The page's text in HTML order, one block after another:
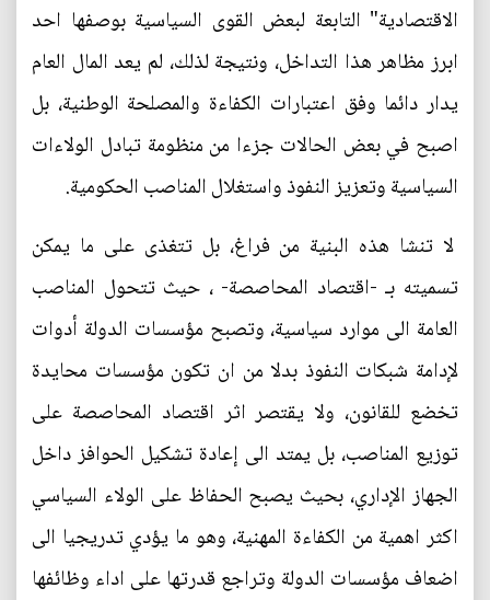
الاقتصادية" التابعة لبعض القوى السياسية بوصفها احد
ابرز مظاهر هذا التداخل، ونتيجة لذلك، لم يعد المال العام
يدار دائما وفق اعتبارات الكفاءة والمصلحة الوطنية، بل
اصبح في بعض الحالات جزءا من منظومة تبادل الولاءات
السياسية وتعزيز النفوذ واستغلال المناصب الحكومية.
لا تنشا هذه البنية من فراغ، بل تتغذى على ما يمكن
تسميته بـ -اقتصاد المحاصصة- ، حيث تتحول المناصب
العامة الى موارد سياسية، وتصبح مؤسسات الدولة أدوات
لإدامة شبكات النفوذ بدلا من ان تكون مؤسسات محايدة
تخضع للقانون، ولا يقتصر اثر اقتصاد المحاصصة على
توزيع المناصب، بل يمتد الى إعادة تشكيل الحوافز داخل
الجهاز الإداري، بحيث يصبح الحفاظ على الولاء السياسي
اكثر اهمية من الكفاءة المهنية، وهو ما يؤدي تدريجيا الى
اضعاف مؤسسات الدولة وتراجع قدرتها على اداء وظائفها